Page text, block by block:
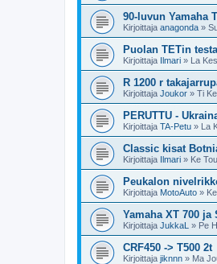
90-luvun Yamaha
Kirjoittaja anagonda »
Puolan TETin
Kirjoittaja Ilmari » La
R 1200 r
Kirjoittaja Joukor » Ti
PERUTTU -
Kirjoittaja TA-Petu » La
Classic kisat
Kirjoittaja Ilmari » Ke
Peukalon
Kirjoittaja MotoAuto »
Yamaha XT 700 ja
Kirjoittaja JukkaL » Pe
CRF450 -> T500 2t
Kirjoittaja jiknnn » Ma